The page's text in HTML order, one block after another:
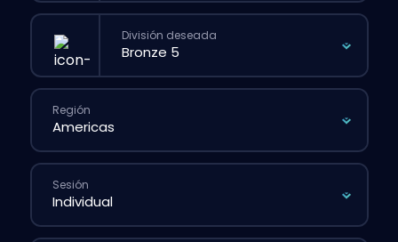
División deseada
Región
Sesión